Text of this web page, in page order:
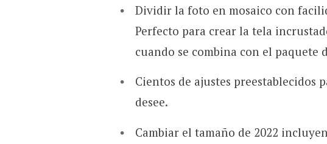
Dividir la foto en mosaico con
Perfecto para crear la tela
cuando se combina con el paquete
Cientos de ajustes preestablecidos
desee.
Cambiar el tamaño de 2022